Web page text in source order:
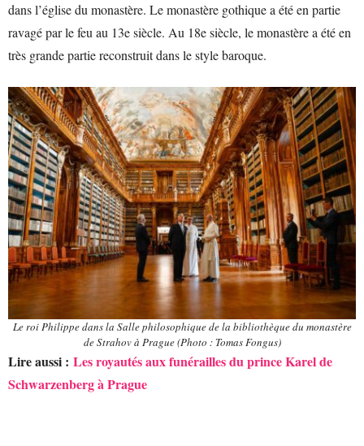
dans l’église du monastère. Le monastère gothique a été en partie
ravagé par le feu au 13e siècle. Au 18e siècle, le monastère a été en
très grande partie reconstruit dans le style baroque.
Le roi Philippe dans la Salle philosophique de la bibliothèque du monastère
de Strahov à Prague (Photo : Tomas Fongus)
Lire aussi : Les royautés aux funérailles du prince Karel de
Schwarzenberg à Prague